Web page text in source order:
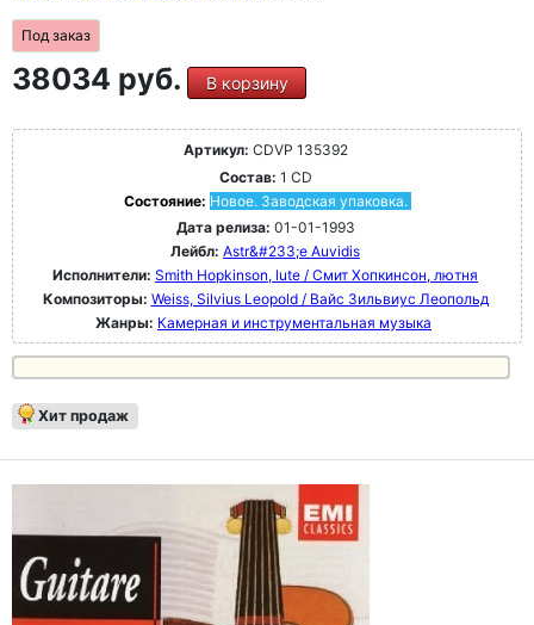
Под заказ
38034 руб. В корзину
Артикул: CDVP 135392
Состав: 1 CD
Состояние: Новое. Заводская упаковка.
Дата релиза: 01-01-1993
Лейбл: Astr&#233;e Auvidis
Исполнители: Smith Hopkinson, lute / Смит Хопкинсон, лютня
Композиторы: Weiss, Silvius Leopold / Вайс Зильвиус Леопольд
Жанры: Камерная и инструментальная музыка
Хит продаж